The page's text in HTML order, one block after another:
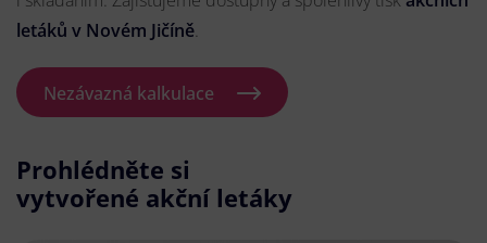
letáků v Novém Jičíně.
Nezávazná kalkulace
Prohlédněte si
vytvořené akční letáky